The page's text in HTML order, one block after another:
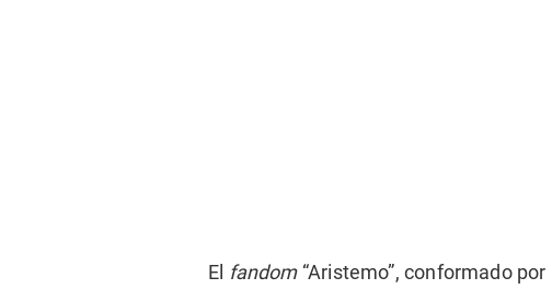
El fandom“Aristemo”, conformado